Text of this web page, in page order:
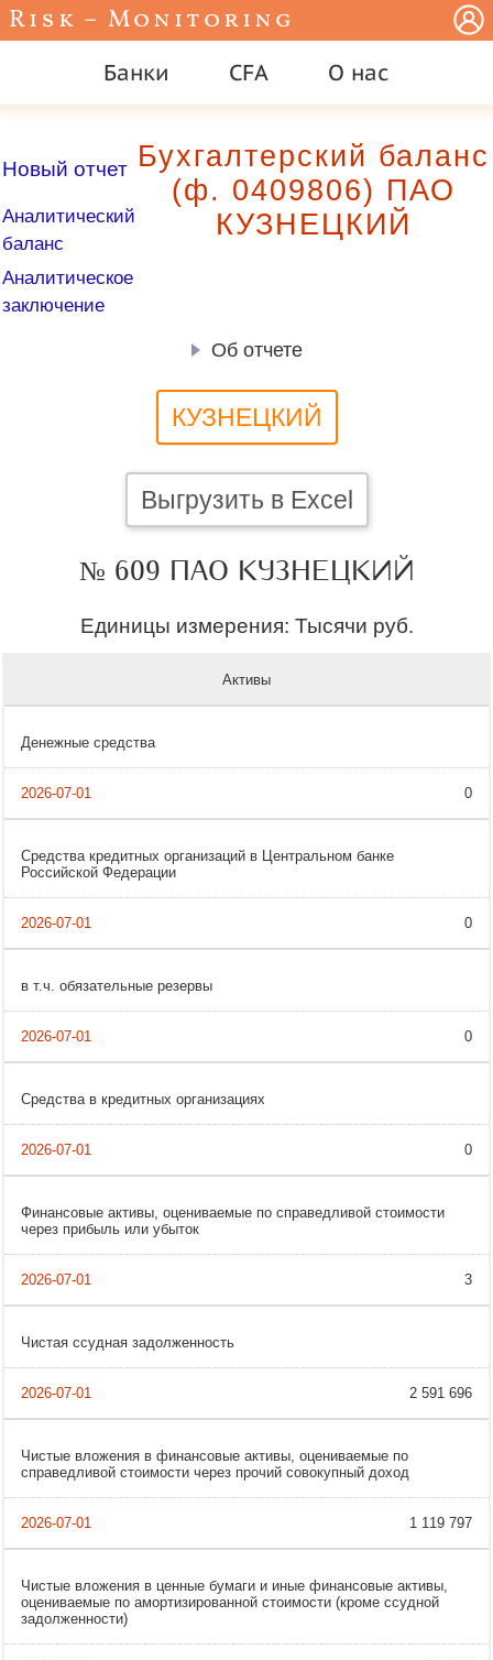
Risk – Monitoring
Банки CFA О нас
Новый отчет
Аналитический
баланс
Аналитическое
заключение
Бухгалтерский баланс
(ф. 0409806) ПАО
КУЗНЕЦКИЙ
Об отчете
КУЗНЕЦКИЙ
Выгрузить в Excel
№ 609 ПАО КУЗНЕЦКИЙ
Единицы измерения: Тысячи руб.
Активы
Денежные средства
0
Средства кредитных организаций в Центральном банке
Российской Федерации
0
в т.ч. обязательные резервы
0
Средства в кредитных организациях
0
Финансовые активы, оцениваемые по справедливой стоимости
через прибыль или убыток
3
Чистая ссудная задолженность
2 591 696
Чистые вложения в финансовые активы, оцениваемые по
справедливой стоимости через прочий совокупный доход
1 119 797
Чистые вложения в ценные бумаги и иные финансовые активы,
оцениваемые по амортизированной стоимости (кроме ссудной
задолженности)